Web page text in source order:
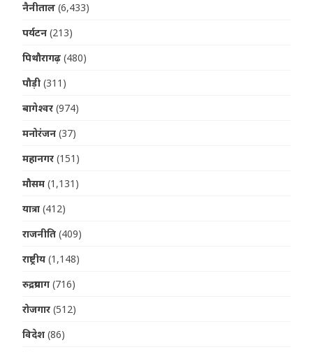
नैनीताल (6,433)
पर्यटन (213)
पिथौरागढ़ (480)
पौड़ी (311)
बागेश्वर (974)
मनोरंजन (37)
महानगर (151)
मौसम (1,131)
यात्रा (412)
राजनीति (409)
राष्ट्रीय (1,148)
रुद्रप्रयाग (716)
रोजगार (512)
विदेश (86)